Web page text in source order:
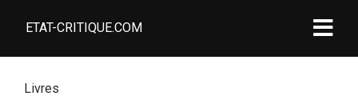
ETAT-CRITIQUE.COM
Livres